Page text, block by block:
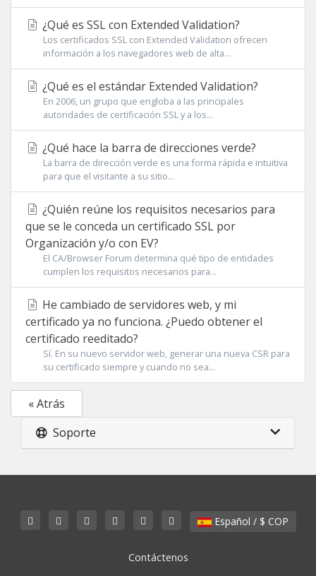
¿Qué es SSL con Extended Validation?
Los certificados SSL con Extended Validation ofrecen
información a los navegadores web de alta...
¿Qué es el estándar Extended Validation?
En 2006, un grupo que engloba a las principales
autoridades de certificación SSL y a los...
¿Qué hace la barra de direcciones verde?
La barra de dirección verde es una forma rápida e intuitiva
para que el visitante a su sitio...
¿Quién reúne los requisitos necesarios para
que se le conceda un certificado SSL por
Organización y/o con EV?
El CA/Browser Forum determina qué tipo de entidades
cumplen los requisitos necesarios para...
He cambiado de servidores web, y mi
certificado ya no funciona. ¿Puedo obtener el
certificado reeditado?
Sí. En su nuevo servidor web, generar una nueva CSR para
su certificado siempre y cuando no sea...
« Atrás
Soporte
Español / $ COP
Contáctenos